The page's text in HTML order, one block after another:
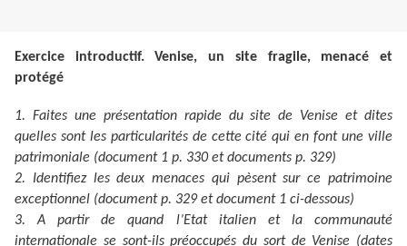
Exercice introductif. Venise, un site fragile, menacé et
protégé
1. Faites une présentation rapide du site de Venise et dites
quelles sont les particularités de cette cité qui en font une ville
patrimoniale (document 1 p. 330 et documents p. 329)
2. Identifiez les deux menaces qui pèsent sur ce patrimoine
exceptionnel (document p. 329 et document 1 ci-dessous)
3. A partir de quand l’Etat italien et la communauté
internationale se sont-ils préoccupés du sort de Venise (dates